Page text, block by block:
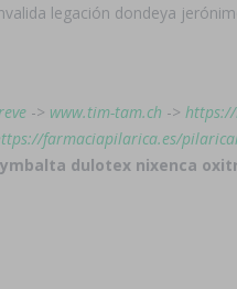
legación dondeya
-> www.tim-tam.ch -> https://
farmaciapilarica.es/
dulotex nixenca